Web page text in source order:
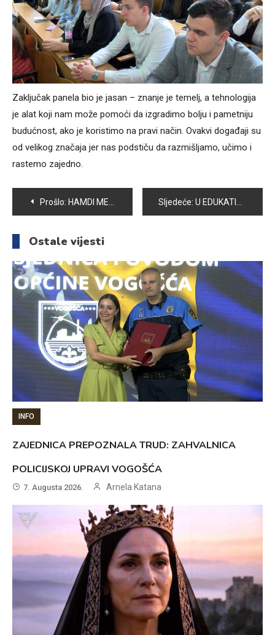
Zaključak panela bio je jasan – znanje je temelj, a tehnologija
je alat koji nam može pomoći da izgradimo bolju i pametniju
budućnost, ako je koristimo na pravi način. Ovakvi događaji su
od velikog značaja jer nas podstiču da razmišljamo, učimo i
rastemo zajedno.
Navigacija
članaka
Prošlo: HAMDI MEHMEDOVSKI I ESMA HASIĆ NAJBOLJI NA TAKMIČENJU IZ FIZIKE Sljedeće: U EDUKATIVNO-KREATIVNOM CENTRU “TETA PRIČALICA” SUTRA POČINJE ŠKOLA GLUME ZA DJECU SA ALDINOM TUCIĆEM
Ostale vijesti
INFO
ZAJEDNICA PREPOZNALA TRUD: ZAHVALNICA
POLICIJSKOJ UPRAVI VOGOŠĆA
7. Augusta 2026. Arnela Katana